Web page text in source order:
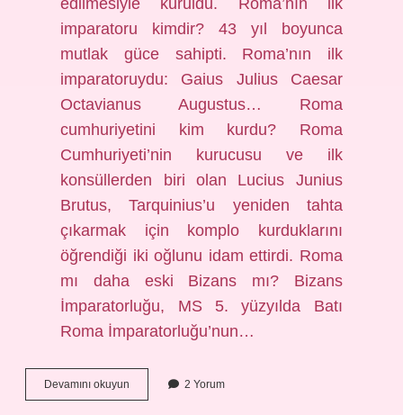
edilmesiyle kuruldu. Roma’nın ilk
imparatoru kimdir? 43 yıl boyunca
mutlak güce sahipti. Roma’nın ilk
imparatoruydu: Gaius Julius Caesar
Octavianus Augustus… Roma
cumhuriyetini kim kurdu? Roma
Cumhuriyeti’nin kurucusu ve ilk
konsüllerden biri olan Lucius Junius
Brutus, Tarquinius’u yeniden tahta
çıkarmak için komplo kurduklarını
öğrendiği iki oğlunu idam ettirdi. Roma
mı daha eski Bizans mı? Bizans
İmparatorluğu, MS 5. yüzyılda Batı
Roma İmparatorluğu’nun…
Devamını okuyun
Devleti
2 Yorum